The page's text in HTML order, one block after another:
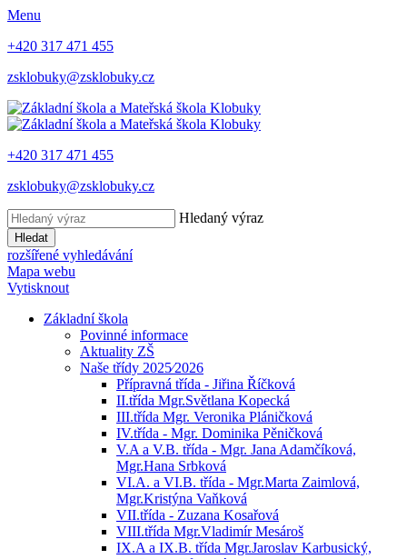
Menu
+420 317 471 455
zsklobuky@zsklobuky.cz
+420 317 471 455
zsklobuky@zsklobuky.cz
Hledaný výraz
Hledat
rozšířené vyhledávání
Mapa webu
Vytisknout
Základní škola
Povinné informace
Aktuality ZŠ
Naše třídy 2025⁄2026
Přípravná třída - Jiřina Říčková
II.třída Mgr.Světlana Kopecká
III.třída Mgr. Veronika Pláničková
IV.třída - Mgr. Dominika Pěničková
V.A a V.B. třída - Mgr. Jana Adamčíková,
Mgr.Hana Srbková
VI.A. a VI.B. třída - Mgr.Marta Zaimlová,
Mgr.Kristýna Vaňková
VII.třída - Zuzana Kosařová
VIII.třída Mgr.Vladimír Mesároš
IX.A a IX.B. třída Mgr.Jaroslav Karbusický,